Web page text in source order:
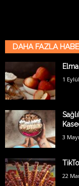
DAHA FAZLA
1
3
22